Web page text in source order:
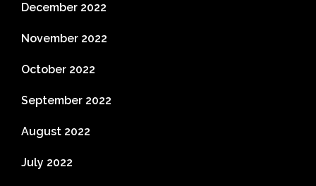
December 2022
November 2022
October 2022
September 2022
August 2022
July 2022